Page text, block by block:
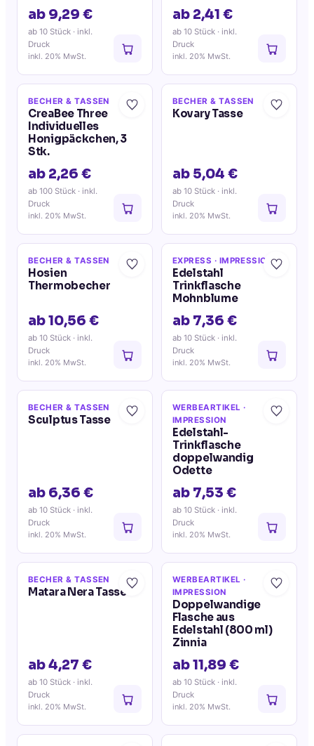
ab 9,29 €
ab 10 Stück · inkl.
Druck
inkl. 20% MwSt.
ab 2,41 €
ab 10 Stück · inkl.
Druck
inkl. 20% MwSt.
BECHER & TASSEN
CreaBee Three
Individuelles
Honigpäckchen, 3
Stk.
ab 2,26 €
ab 100 Stück · inkl.
Druck
inkl. 20% MwSt.
BECHER & TASSEN
Kovary Tasse
ab 5,04 €
ab 10 Stück · inkl.
Druck
inkl. 20% MwSt.
BECHER & TASSEN
Hosien
Thermobecher
ab 10,56 €
ab 10 Stück · inkl.
Druck
inkl. 20% MwSt.
EXPRESS · IMPRESSION
Edelstahl
Trinkflasche
Mohnblume
ab 7,36 €
ab 10 Stück · inkl.
Druck
inkl. 20% MwSt.
BECHER & TASSEN
Sculptus Tasse
ab 6,36 €
ab 10 Stück · inkl.
Druck
inkl. 20% MwSt.
WERBEARTIKEL ·
IMPRESSION
Edelstahl-
Trinkflasche
doppelwandig
Odette
ab 7,53 €
ab 10 Stück · inkl.
Druck
inkl. 20% MwSt.
BECHER & TASSEN
Matara Nera Tasse
ab 4,27 €
ab 10 Stück · inkl.
Druck
inkl. 20% MwSt.
WERBEARTIKEL ·
IMPRESSION
Doppelwandige
Flasche aus
Edelstahl (800 ml)
Zinnia
ab 11,89 €
ab 10 Stück · inkl.
Druck
inkl. 20% MwSt.